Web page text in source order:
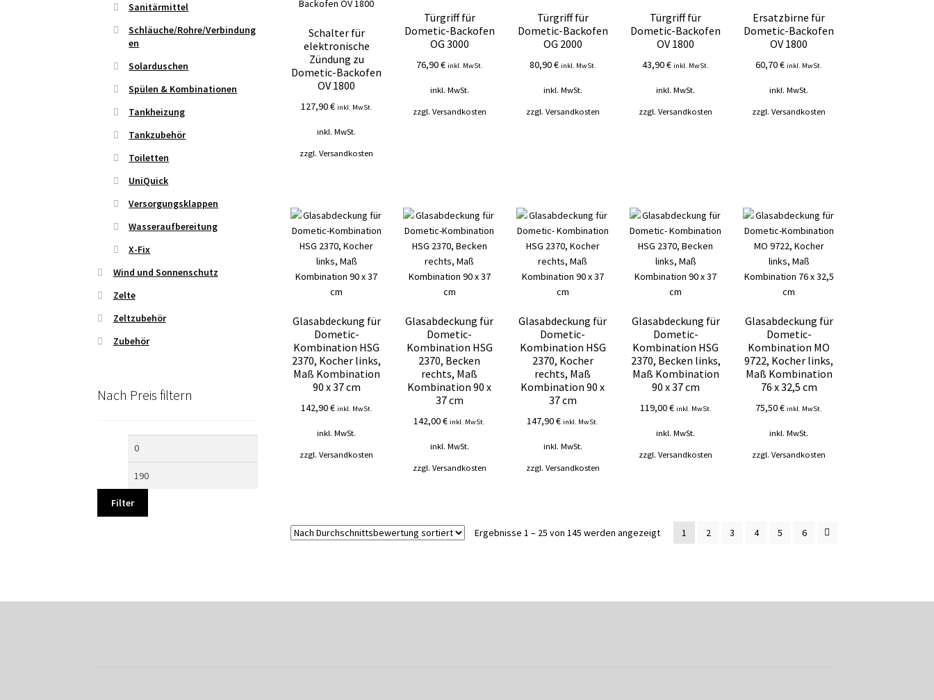
Schalter für
elektronische
Zündung zu
Dometic-Backofen
OV 1800
127,90€ inkl. MwSt.
inkl. MwSt.
zzgl.Versandkosten
Türgriff für
Dometic-Backofen
OG 3000
76,90€ inkl. MwSt.
inkl. MwSt.
zzgl. Versandkosten
Türgriff für
Dometic-Backofen
OG 2000
80,90€ inkl. MwSt.
inkl. MwSt.
zzgl. Versandkosten
Türgriff für
Dometic-Backofen
OV 1800
43,90€ inkl. MwSt.
inkl. MwSt.
zzgl.Versandkosten
Ersatzbirne für
Dometic-Backofen
OV 1800
60,70€ inkl. MwSt.
inkl. MwSt.
zzgl.Versandkosten
Glasabdeckung für
Dometic-
Kombination HSG
2370, Kocher links,
Maß Kombination
90 x 37 cm
142,90€ inkl. MwSt.
inkl. MwSt.
zzgl.Versandkosten
Glasabdeckung für
Dometic-
Kombination HSG
2370, Becken
rechts, Maß
Kombination 90 x
37 cm
142,00€ inkl. MwSt.
inkl. MwSt.
zzgl. Versandkosten
Glasabdeckung für
Dometic-
Kombination HSG
2370, Kocher
rechts, Maß
Kombination 90 x
37 cm
147,90€ inkl. MwSt.
inkl. MwSt.
zzgl. Versandkosten
Glasabdeckung für
Dometic-
Kombination HSG
2370, Becken links,
Maß Kombination
90 x 37 cm
119,00€ inkl. MwSt.
inkl. MwSt.
zzgl.Versandkosten
Glasabdeckung für
Dometic-
Kombination MO
9722, Kocher links,
Maß Kombination
76 x 32,5 cm
75,50€ inkl. MwSt.
inkl. MwSt.
zzgl.Versandkosten
Ergebnisse 1 – 25 von 145 werden angezeigtNach
Durchschnittsbewertung
1 2 3 4 5 6
Sanitärmittel
Schläuche/Rohre/Verbindung
en
Solarduschen
Spülen & Kombinationen
Tankheizung
Tankzubehör
Toiletten
UniQuick
Versorgungsklappen
Wasseraufbereitung
X-Fix
Wind und Sonnenschutz
Zelte
Zeltzubehör
Zubehör
Nach Preis filtern
Min.
Filter